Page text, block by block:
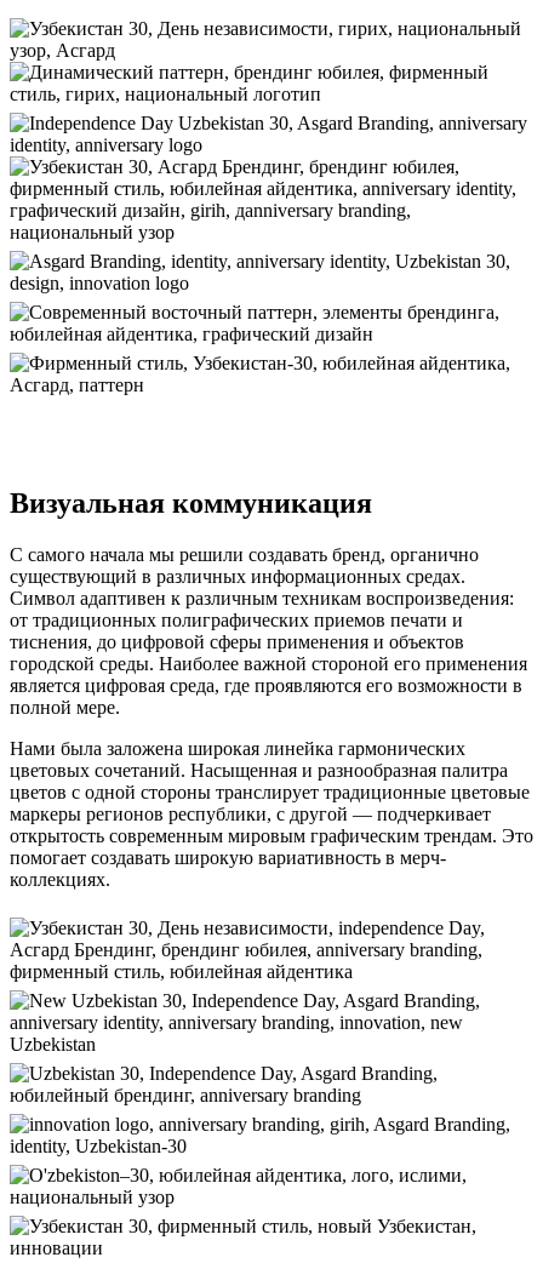
Визуальная коммуникация
С самого начала мы решили создавать бренд, органично
существующий в различных информационных средах.
Символ адаптивен к различным техникам воспроизведения:
от традиционных полиграфических приемов печати и
тиснения, до цифровой сферы применения и объектов
городской среды. Наиболее важной стороной его применения
является цифровая среда, где проявляются его возможности в
полной мере.
Нами была заложена широкая линейка гармонических
цветовых сочетаний. Насыщенная и разнообразная палитра
цветов с одной стороны транслирует традиционные цветовые
маркеры регионов республики, с другой — подчеркивает
открытость современным мировым графическим трендам. Это
помогает создавать широкую вариативность в мерч-
коллекциях.